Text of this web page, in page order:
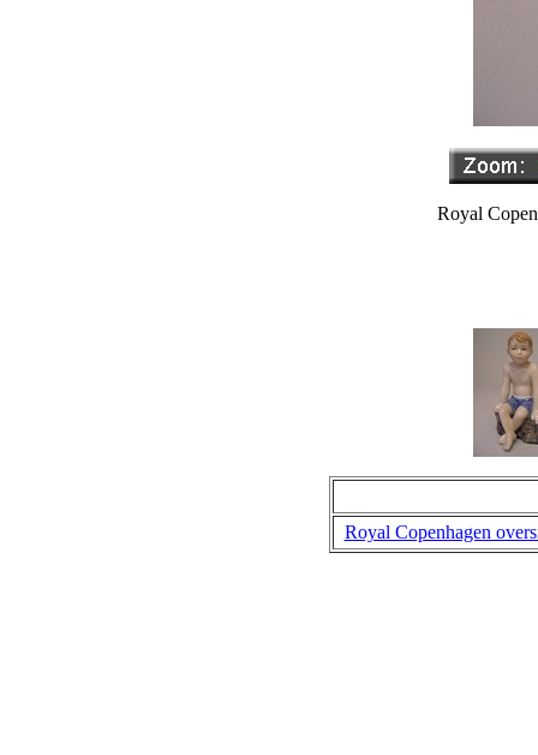
Royal
Royal Copenhagen